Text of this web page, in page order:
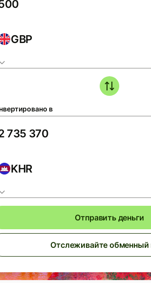
GBP
в
KHR
Отправить деньги
Отслеживайте обменный